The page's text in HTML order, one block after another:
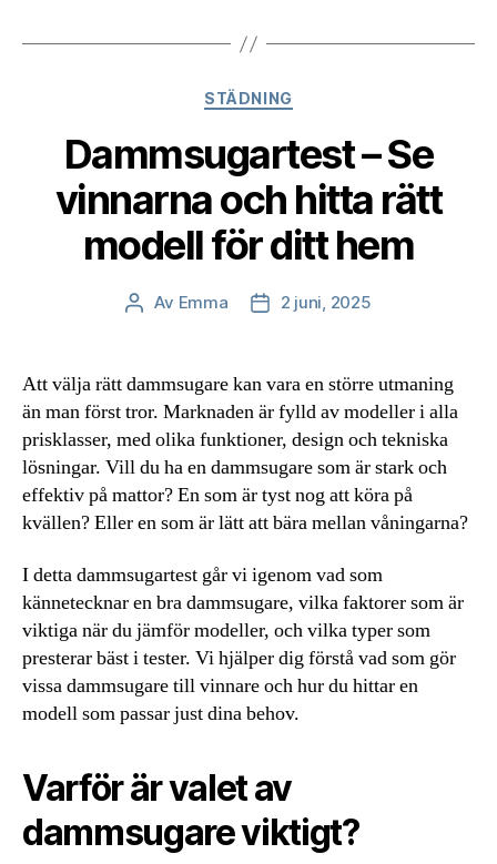
Kategorier
STÄDNING
Dammsugartest – Se
vinnarna och hitta rätt
modell för ditt hem
Inläggsförfattare
Av Emma Inläggsdatum
2 juni, 2025
Att välja rätt dammsugare kan vara en större utmaning
än man först tror. Marknaden är fylld av modeller i alla
prisklasser, med olika funktioner, design och tekniska
lösningar. Vill du ha en dammsugare som är stark och
effektiv på mattor? En som är tyst nog att köra på
kvällen? Eller en som är lätt att bära mellan våningarna?
I detta dammsugartest går vi igenom vad som
kännetecknar en bra dammsugare, vilka faktorer som är
viktiga när du jämför modeller, och vilka typer som
presterar bäst i tester. Vi hjälper dig förstå vad som gör
vissa dammsugare till vinnare och hur du hittar en
modell som passar just dina behov.
Varför är valet av
dammsugare viktigt?